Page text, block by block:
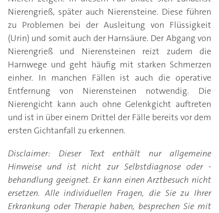
Nierengrieß, später auch Nierensteine. Diese führen
zu Problemen bei der Ausleitung von Flüssigkeit
(Urin) und somit auch der Harnsäure. Der Abgang von
Nierengrieß und Nierensteinen reizt zudem die
Harnwege und geht häufig mit starken Schmerzen
einher. In manchen Fällen ist auch die operative
Entfernung von Nierensteinen notwendig. Die
Nierengicht kann auch ohne Gelenkgicht auftreten
und ist in über einem Drittel der Fälle bereits vor dem
ersten Gichtanfall zu erkennen.
Disclaimer: Dieser Text enthält nur allgemeine
Hinweise und ist nicht zur Selbstdiagnose oder -
behandlung geeignet. Er kann einen Arztbesuch nicht
ersetzen. Alle individuellen Fragen, die Sie zu Ihrer
Erkrankung oder Therapie haben, besprechen Sie mit